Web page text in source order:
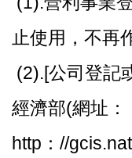
止使用，不再
(2).[公司登記
經濟部(網址：
http：//